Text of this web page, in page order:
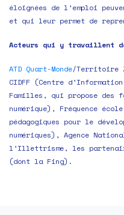
éloignées de l’emploi
et qui leur permet de
Acteurs qui y travaillent
ATD Quart-Monde/Territoire
CIDFF (Centre
Familles, qui propose
numérique), Fréquence
pédagogiques pour le
numériques), Agence
l’Illettrisme, les
(dont la Fing).